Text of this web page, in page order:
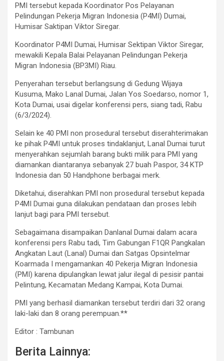
PMI tersebut kepada Koordinator Pos Pelayanan
Pelindungan Pekerja Migran Indonesia (P4MI) Dumai,
Humisar Saktipan Viktor Siregar.
Koordinator P4MI Dumai, Humisar Sektipan Viktor Siregar,
mewakili Kepala Balai Pelayanan Pelindungan Pekerja
Migran Indonesia (BP3MI) Riau.
Penyerahan tersebut berlangsung di Gedung Wijaya
Kusuma, Mako Lanal Dumai, Jalan Yos Soedarso, nomor 1,
Kota Dumai, usai digelar konferensi pers, siang tadi, Rabu
(6/3/2024).
Selain ke 40 PMI non prosedural tersebut diserahterimakan
ke pihak P4MI untuk proses tindaklanjut, Lanal Dumai turut
menyerahkan sejumlah barang bukti milik para PMI yang
diamankan diantaranya sebanyak 27 buah Paspor, 34 KTP
Indonesia dan 50 Handphone berbagai merk.
Diketahui, diserahkan PMI non prosedural tersebut kepada
P4MI Dumai guna dilakukan pendataan dan proses lebih
lanjut bagi para PMI tersebut.
Sebagaimana disampaikan Danlanal Dumai dalam acara
konferensi pers Rabu tadi, Tim Gabungan F1QR Pangkalan
Angkatan Laut (Lanal) Dumai dan Satgas Opsintelmar
Koarmada I mengamankan 40 Pekerja Migran Indonesia
(PMI) karena dipulangkan lewat jalur ilegal di pesisir pantai
Pelintung, Kecamatan Medang Kampai, Kota Dumai.
PMI yang berhasil diamankan tersebut terdiri dari 32 orang
laki-laki dan 8 orang perempuan.**
Editor : Tambunan
Berita Lainnya: